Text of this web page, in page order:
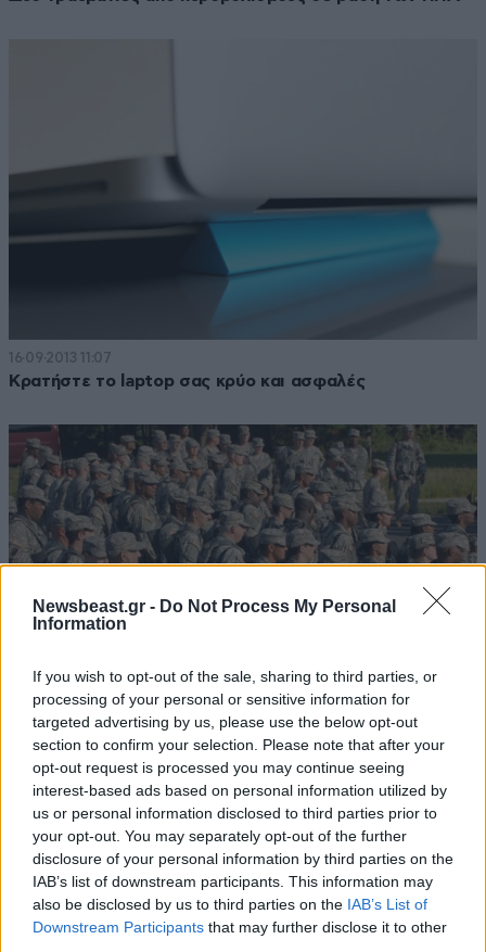
Newsbeast.gr - Do Not Process My Personal
Information
If you wish to opt-out of the sale, sharing to third parties, or
processing of your personal or sensitive information for
targeted advertising by us, please use the below opt-out
section to confirm your selection. Please note that after your
opt-out request is processed you may continue seeing
interest-based ads based on personal information utilized by
us or personal information disclosed to third parties prior to
your opt-out. You may separately opt-out of the further
disclosure of your personal information by third parties on the
IAB’s list of downstream participants. This information may
also be disclosed by us to third parties on the IAB’s List of
Downstream Participants that may further disclose it to other
16·09·2013 11:07
Κρατήστε το laptop σας κρύο και ασφαλές
22·03·2013 21:13
Μακελειό σε βάση πεζοναυτών στις ΗΠΑ